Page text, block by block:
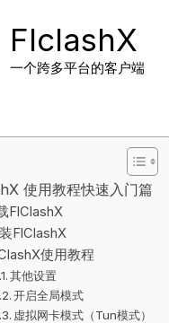
FlclashX
一个跨多平台的客户端
使用教程快速入门篇
FlClashX
FlClashX
使用教程
其他设置
开启全局模式
虚拟网卡模式（Tun模式）